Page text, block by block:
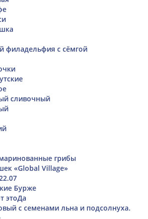
филадельфия с сёмгой
сливочный
грибы
«Global Village»
Бурже
этоДа
с семенами льна и подсолнуха.